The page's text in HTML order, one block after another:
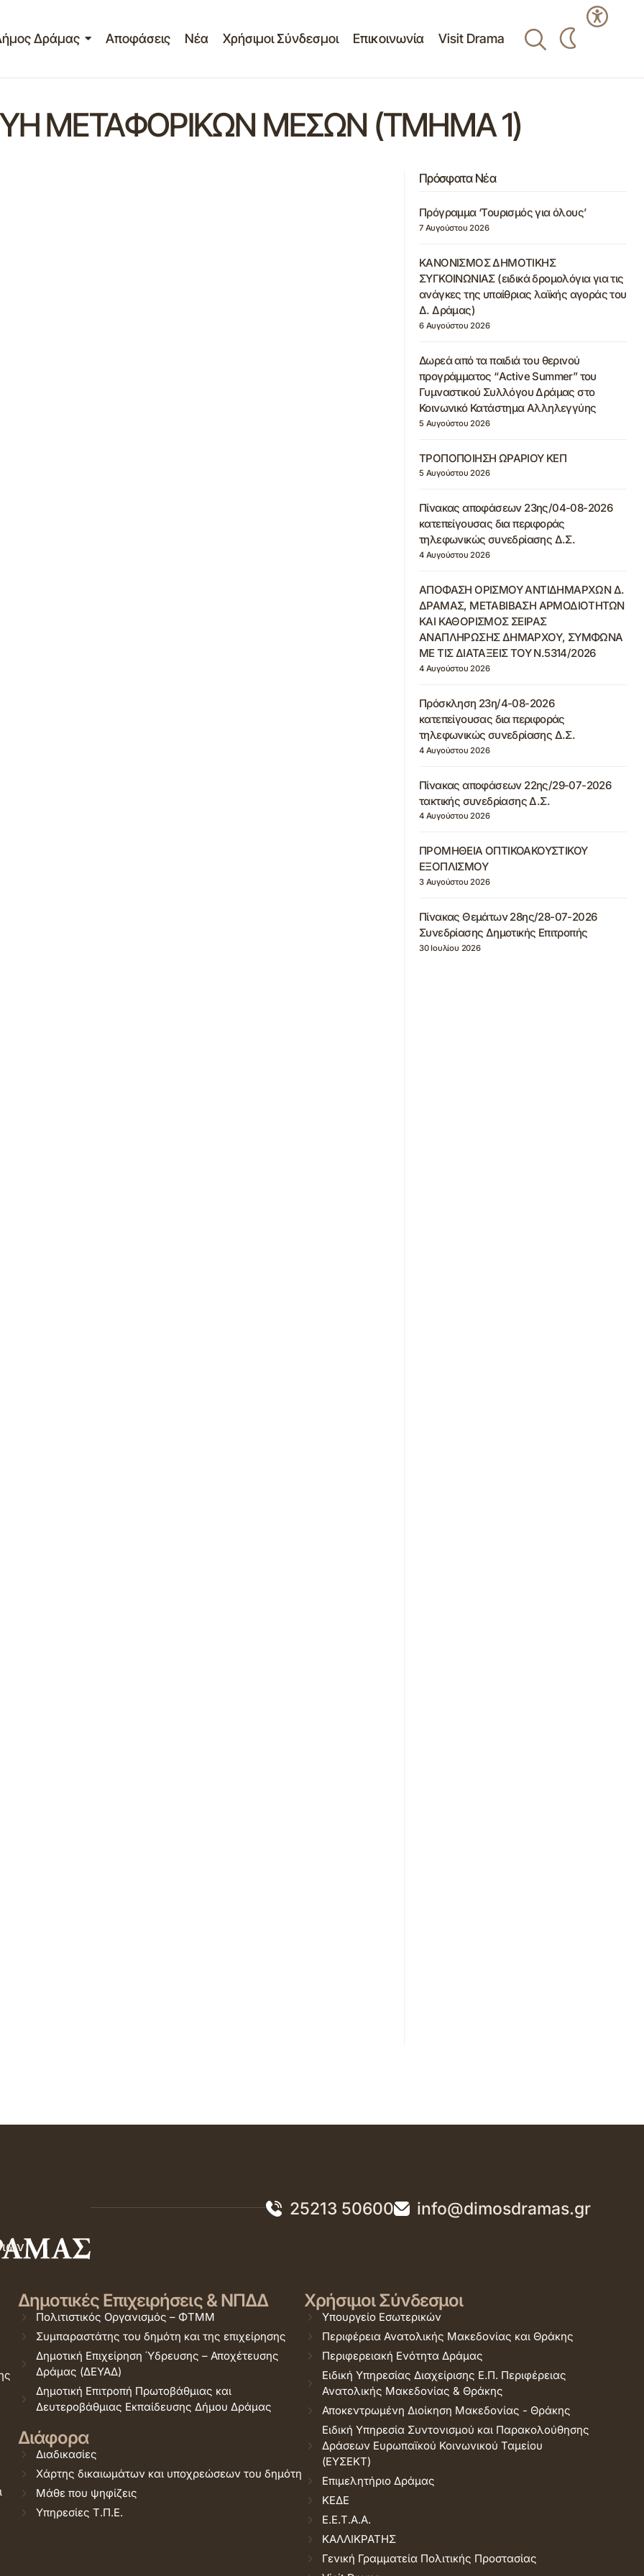
Δράμας Αποφάσεις Νέα Χρήσιμοι Σύνδεσμοι Επικοινωνία Visit Drama
ΜΕΤΑΦΟΡΙΚΩΝ ΜΕΣΩΝ (ΤΜΗΜΑ 1)
Πρόσφατα Νέα
Πρόγραμμα ‘Τουρισμός για όλους’
7 Αυγούστου 2026
ΚΑΝΟΝΙΣΜΟΣ ΔΗΜΟΤΙΚΗΣ
ΣΥΓΚΟΙΝΩΝΙΑΣ (ειδικά δρομολόγια για τις
ανάγκες της υπαίθριας λαϊκής αγοράς του
Δ. Δράμας)
6 Αυγούστου 2026
Δωρεά από τα παιδιά του θερινού
προγράμματος “Active Summer” του
Γυμναστικού Συλλόγου Δράμας στο
Κοινωνικό Κατάστημα Αλληλεγγύης
5 Αυγούστου 2026
ΤΡΟΠΟΠΟΙΗΣΗ ΩΡΑΡΙΟΥ ΚΕΠ
5 Αυγούστου 2026
Πίνακας αποφάσεων 23ης/04-08-2026
κατεπείγουσας δια περιφοράς
τηλεφωνικώς συνεδρίασης Δ.Σ.
4 Αυγούστου 2026
ΑΠΟΦΑΣΗ ΟΡΙΣΜΟΥ ΑΝΤΙΔΗΜΑΡΧΩΝ Δ.
ΔΡΑΜΑΣ, ΜΕΤΑΒΙΒΑΣΗ ΑΡΜΟΔΙΟΤΗΤΩΝ
ΚΑΙ ΚΑΘΟΡΙΣΜΟΣ ΣΕΙΡΑΣ
ΑΝΑΠΛΗΡΩΣΗΣ ΔΗΜΑΡΧΟΥ, ΣΥΜΦΩΝΑ
ΜΕ ΤΙΣ ΔΙΑΤΑΞΕΙΣ ΤΟΥ Ν.5314/2026
4 Αυγούστου 2026
Πρόσκληση 23η/4-08-2026
κατεπείγουσας δια περιφοράς
τηλεφωνικώς συνεδρίασης Δ.Σ.
4 Αυγούστου 2026
Πίνακας αποφάσεων 22ης/29-07-2026
τακτικής συνεδρίασης Δ.Σ.
4 Αυγούστου 2026
ΠΡΟΜΗΘΕΙΑ ΟΠΤΙΚΟΑΚΟΥΣΤΙΚΟΥ
ΕΞΟΠΛΙΣΜΟΥ
3 Αυγούστου 2026
Πίνακας Θεμάτων 28ης/28-07-2026
Συνεδρίασης Δημοτικής Επιτροπής
30 Ιουλίου 2026
25213 50600 info@dimosdramas.gr
Δημοτικές Επιχειρήσεις & ΝΠΔΔ
Πολιτιστικός Οργανισμός – ΦΤΜΜ
Συμπαραστάτης του δημότη και της επιχείρησης
Δημοτική Επιχείρηση Ύδρευσης – Αποχέτευσης
Δράμας (ΔΕΥΑΔ)
Δημοτική Επιτροπή Πρωτοβάθμιας και
Δευτεροβάθμιας Εκπαίδευσης Δήμου Δράμας
Διάφορα
Διαδικασίες
Χάρτης δικαιωμάτων και υποχρεώσεων του δημότη
Μάθε που ψηφίζεις
Υπηρεσίες Τ.Π.Ε.
Χρήσιμοι Σύνδεσμοι
Υπουργείο Εσωτερικών
Περιφέρεια Ανατολικής Μακεδονίας και Θράκης
Περιφερειακή Ενότητα Δράμας
Ειδική Υπηρεσίας Διαχείρισης Ε.Π. Περιφέρειας
Ανατολικής Μακεδονίας & Θράκης
Αποκεντρωμένη Διοίκηση Μακεδονίας - Θράκης
Ειδική Υπηρεσία Συντονισμού και Παρακολούθησης
Δράσεων Ευρωπαϊκού Κοινωνικού Ταμείου
(ΕΥΣΕΚΤ)
Επιμελητήριο Δράμας
ΚΕΔΕ
Ε.Ε.Τ.Α.Α.
ΚΑΛΛΙΚΡΑΤΗΣ
Γενική Γραμματεία Πολιτικής Προστασίας